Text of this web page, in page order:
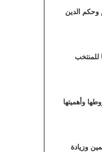
وحكم الدين
للمنتخب
وأهميتها
وزيادة